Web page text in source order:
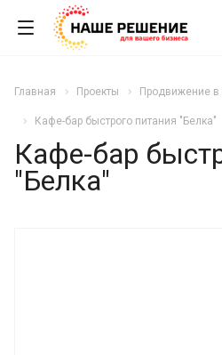
Главная Проекты Продвижение в
Кафе-бар быстрого питания "Белка"
Кафе-бар
"Белка"